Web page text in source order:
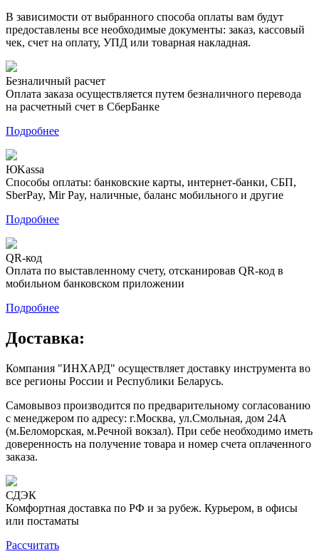
В зависимости от выбранного способа оплаты вам будут
предоставлены все необходимые документы: заказ, кассовый
чек, счет на оплату, УПД или товарная накладная.
Безналичный расчет
Оплата заказа осуществляется путем безналичного перевода
на расчетный счет в СберБанке
Подробнее
ЮKassa
Способы оплаты: банковские карты, интернет-банки, СБП,
SberPay, Mir Pay, наличные, баланс мобильного и другие
Подробнее
QR-код
Оплата по выставленному счету, отсканировав QR-код в
мобильном банковском приложении
Подробнее
Доставка:
Компания "ИНХАРД" осуществляет доставку инструмента во
все регионы России и Республики Беларусь.
Самовывоз производится по предварительному согласованию
с менеджером по адресу: г.Москва, ул.Смольная, дом 24А
(м.Беломорская, м.Речной вокзал). При себе необходимо иметь
доверенность на получение товара и номер счета оплаченного
заказа.
СДЭК
Комфортная доставка по РФ и за рубеж. Курьером, в офисы
или постаматы
Рассчитать